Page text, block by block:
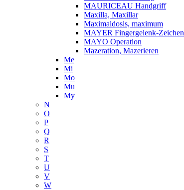
MAURICEAU Handgriff
Maxilla, Maxillar
Maximaldosis, maximum
MAYER Fingergelenk-Zeichen
MAYO Operation
Mazeration, Mazerieren
Me
Mi
Mo
Mu
My
N
O
P
Q
R
S
T
U
V
W